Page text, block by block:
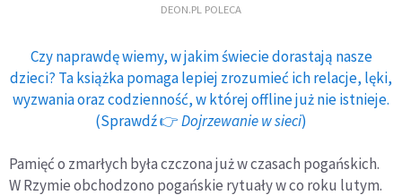
DEON.PL POLECA
Czy naprawdę wiemy, w jakim świecie dorastają nasze
dzieci? Ta książka pomaga lepiej zrozumieć ich relacje, lęki,
wyzwania oraz codzienność, w której offline już nie istnieje.
(Sprawdź 👉Dojrzewanie w sieci)
Pamięć o zmarłych była czczona już w czasach pogańskich.
W Rzymie obchodzono pogańskie rytuały w co roku lutym.